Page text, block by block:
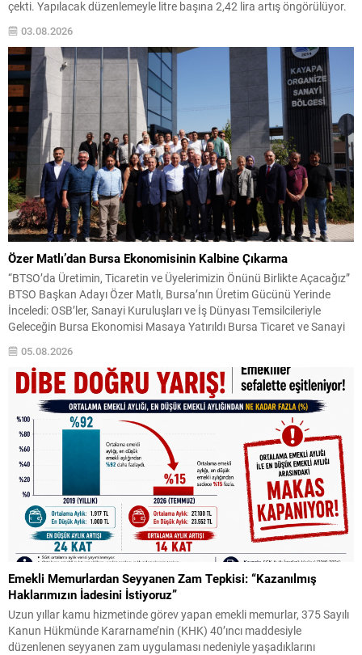
çekti. Yapılacak düzenlemeyle litre başına 2,42 lira artış öngörülüyor.
Bu artışın ardından büyükşehir ve bazı bölge fiyatları farklı seviyelerde
oluşacak. Beklenen Bölgesel Fiyatlar İstanbul için otogazın...
03.08.2026
Özer Matlı’dan Bursa Ekonomisinin Kalbine Çıkarma
“BTSO’da Üretimin, Ticaretin ve Üyelerimizin Önünü Birlikte Açacağız”
BTSO Başkan Adayı Özer Matlı, Bursa’nın Üretim Gücünü Yerinde
İnceledi: OSB’ler, Sanayi Kuruluşları ve İş Dünyası Temsilcileriyle
Geleceğin Bursa Ekonomisi Masaya Yatırıldı Bursa Ticaret ve Sanayi
Odası (BTSO) Başkan Adayı Özer Matlı, Bursa ekonomisinin üretim
damarlarını oluşturan önemli sanayi bölgeleri ve iş...
05.08.2026
Emekli Memurlardan Seyyanen Zam Tepkisi: “Kazanılmış
Haklarımızın İadesini İstiyoruz”
Uzun yıllar kamu hizmetinde görev yapan emekli memurlar, 375 Sayılı
Kanun Hükmünde Kararname’nin (KHK) 40’ıncı maddesiyle
düzenlenen seyyanen zam uygulaması nedeniyle yaşadıklarını